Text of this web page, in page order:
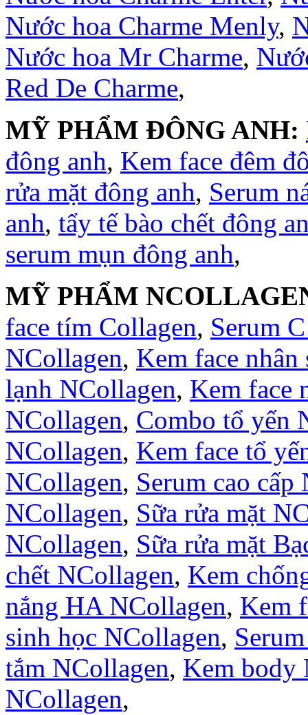
Nước hoa Charme Menly,
Nước hoa Mr Charme,
Red De Charme,
MỸ PHẨM ĐÔNG ANH:
đông anh, Kem face đêm
rửa mặt đông anh, Serum
anh, tẩy tế bào chết đông
serum mụn đông anh,
MỸ PHẨM
face tím Collagen, Serum
NCollagen, Kem face
lạnh NCollagen, Kem face
NCollagen, Combo tổ yến
NCollagen, Kem face tổ
NCollagen, Serum cao cấp
NCollagen, Sữa rửa mặt
NCollagen, Sữa rửa mặt
chết NCollagen, Kem
nắng HA NCollagen, Kem
sinh học NCollagen,
tắm NCollagen, Kem body
NCollagen,